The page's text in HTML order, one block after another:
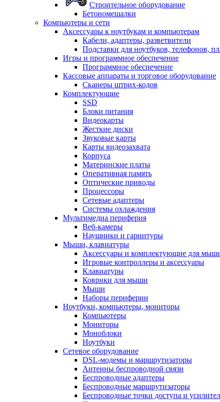
Строительное оборудование
Бетономешалки
Компьютеры и сети
Аксессуары к ноутбукам и компьютерам
Кабели, адаптеры, разветвители
Подставки для ноутбуков, телефонов,
Игры и программное обеспечение
Программное обеспечение
Кассовые аппараты и торговое оборудование
Сканеры штрих-кодов
Комплектующие
SSD
Блоки питания
Видеокарты
Жесткие диски
Звуковые карты
Карты видеозахвата
Корпуса
Материнские платы
Оперативная память
Оптические приводы
Процессоры
Сетевые адаптеры
Системы охлаждения
Мультимедиа периферия
Веб-камеры
Наушники и гарнитуры
Мыши, клавиатуры
Аксессуары и комплектующие для
Игровые контроллеры и аксессуары
Клавиатуры
Коврики для мыши
Мыши
Наборы периферии
Ноутбуки, компьютеры, мониторы
Компьютеры
Мониторы
Моноблоки
Ноутбуки
Сетевое оборудование
DSL-модемы и маршрутизаторы
Антенны беспроводной связи
Беспроводные адаптеры
Беспроводные маршрутизаторы
Беспроводные точки доступа и